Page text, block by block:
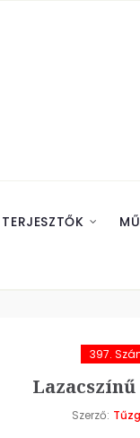
TERJESZTŐK
397.
Szerző: